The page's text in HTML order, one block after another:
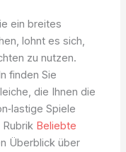
ein breites
lohnt es sich,
zu nutzen.
finden Sie
die Ihnen die
Spiele
Beliebte
Überblick über